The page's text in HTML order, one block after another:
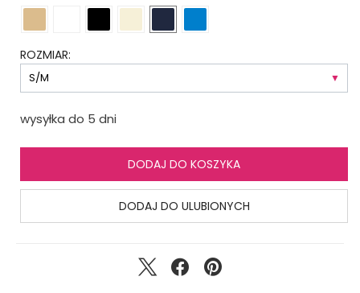
ROZMIAR:
wysyłka do 5 dni
DODAJ DO KOSZYKA
DODAJ DO ULUBIONYCH